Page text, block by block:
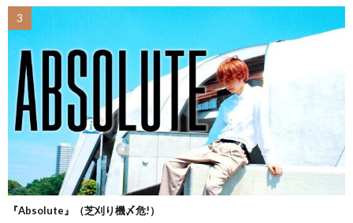
『Absolute』（芝刈り機〆危!）